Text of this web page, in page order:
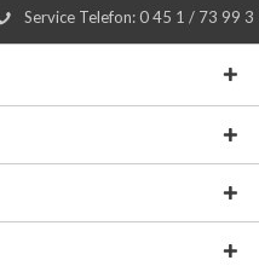
Service Telefon: 0 45 1 / 73 99 3